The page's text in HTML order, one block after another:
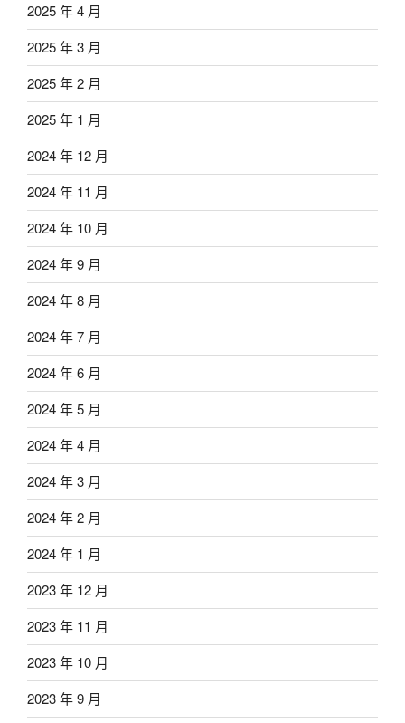
2025 年 4 月
2025 年 3 月
2025 年 2 月
2025 年 1 月
2024 年 12 月
2024 年 11 月
2024 年 10 月
2024 年 9 月
2024 年 8 月
2024 年 7 月
2024 年 6 月
2024 年 5 月
2024 年 4 月
2024 年 3 月
2024 年 2 月
2024 年 1 月
2023 年 12 月
2023 年 11 月
2023 年 10 月
2023 年 9 月